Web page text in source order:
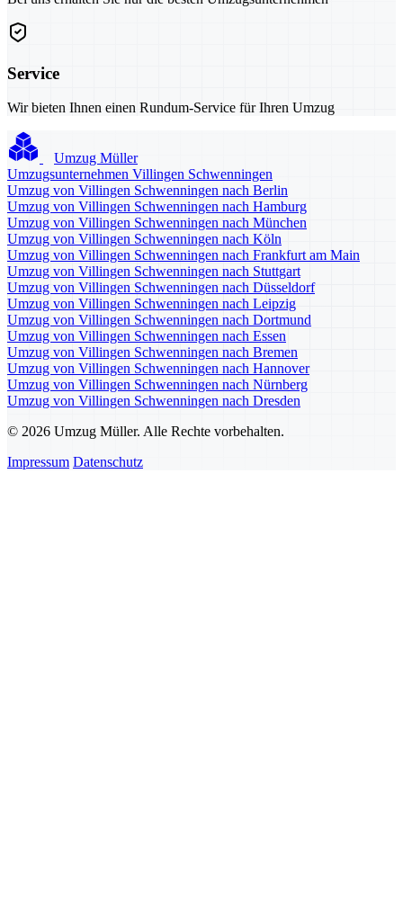
Service
Wir bieten Ihnen einen Rundum-Service für Ihren Umzug
Umzug Müller
Umzugsunternehmen Villingen Schwenningen
Umzug von Villingen Schwenningen nach Berlin
Umzug von Villingen Schwenningen nach Hamburg
Umzug von Villingen Schwenningen nach München
Umzug von Villingen Schwenningen nach Köln
Umzug von Villingen Schwenningen nach Frankfurt am Main
Umzug von Villingen Schwenningen nach Stuttgart
Umzug von Villingen Schwenningen nach Düsseldorf
Umzug von Villingen Schwenningen nach Leipzig
Umzug von Villingen Schwenningen nach Dortmund
Umzug von Villingen Schwenningen nach Essen
Umzug von Villingen Schwenningen nach Bremen
Umzug von Villingen Schwenningen nach Hannover
Umzug von Villingen Schwenningen nach Nürnberg
Umzug von Villingen Schwenningen nach Dresden
© 2026 Umzug Müller. Alle Rechte vorbehalten.
Impressum Datenschutz